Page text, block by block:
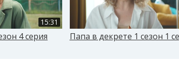
15:31
4 серия Папа в декрете 1 сезон 1